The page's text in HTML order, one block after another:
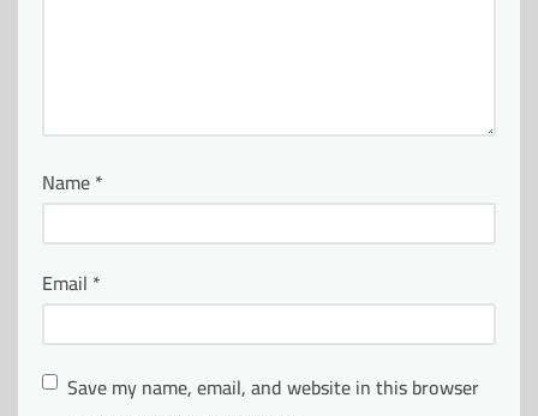
Name*
Email *
Save my name, email, and website in this browser